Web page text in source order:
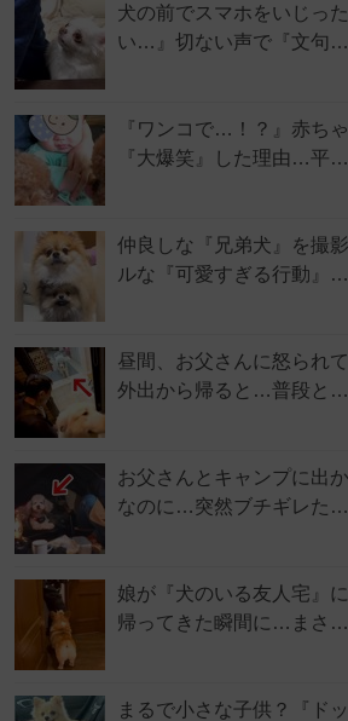
犬の前でスマホをいじっ
い…』切ない声で『文句…
『ワンコで…！？』赤ち
『大爆笑』した理由…平…
仲良しな『兄弟犬』を撮
ルな『可愛すぎる行動』…
昼間、お父さんに怒られ
外出から帰ると…普段と…
お父さんとキャンプに出
なのに…突然ブチギレた…
娘が『犬のいる友人宅』
帰ってきた瞬間に…まさ…
まるで小さな子供？『ド